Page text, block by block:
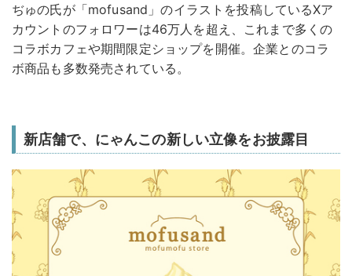
ぢゅの氏が「mofusand」のイラストを投稿しているXア
カウントのフォロワーは46万人を超え、これまで多くの
コラボカフェや期間限定ショップを開催。企業とのコラ
ボ商品も多数発売されている。
新店舗で、にゃんこの新しい立像をお披露目